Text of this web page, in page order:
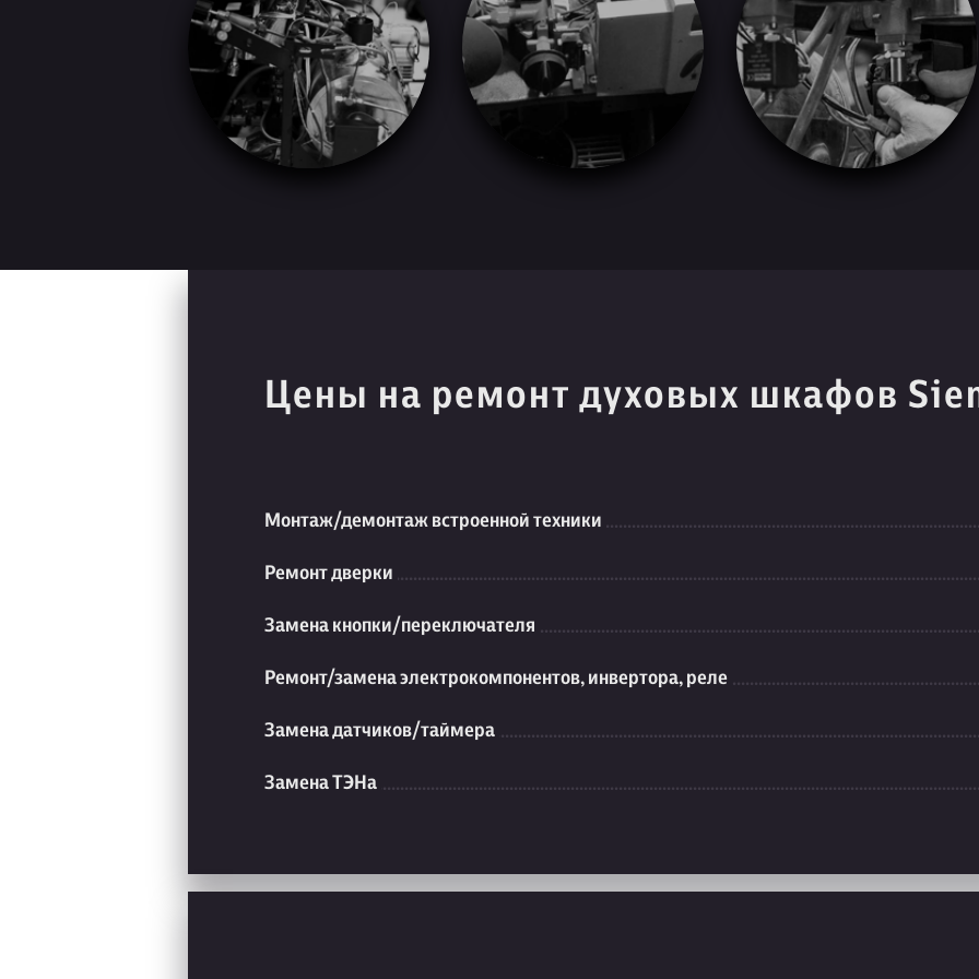
Цены на ремонт духовых шкафов
Монтаж/демонтаж встроенной техники
Ремонт дверки
Замена кнопки/переключателя
Ремонт/замена электрокомпонентов, инвертора, реле
Замена датчиков/таймера
Замена ТЭНа